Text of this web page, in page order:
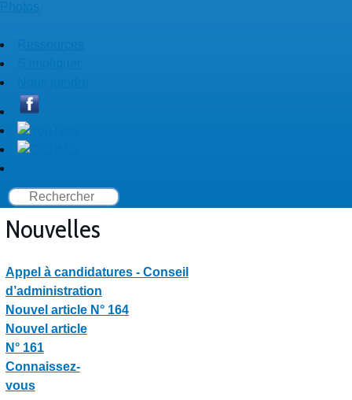
Nouvelles
Appel à candidatures - Conseil
d’administration
Nouvel article N° 164
Nouvel article
N° 161
Connaissez-
vous